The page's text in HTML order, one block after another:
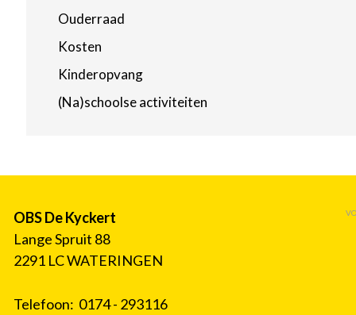
Ouderraad
Kosten
Kinderopvang
(Na)schoolse activiteiten
OBS De Kyckert
Lange Spruit 88
2291 LC WATERINGEN
Telefoon: 0174 - 293116